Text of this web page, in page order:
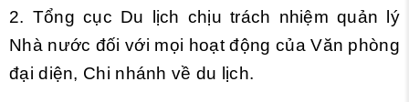
2. Tổng cục Du lịch chịu trách nhiệm quản lý
Nhà nước đối với mọi hoạt động của Văn phòng
đại diện, Chi nhánh về du lịch.